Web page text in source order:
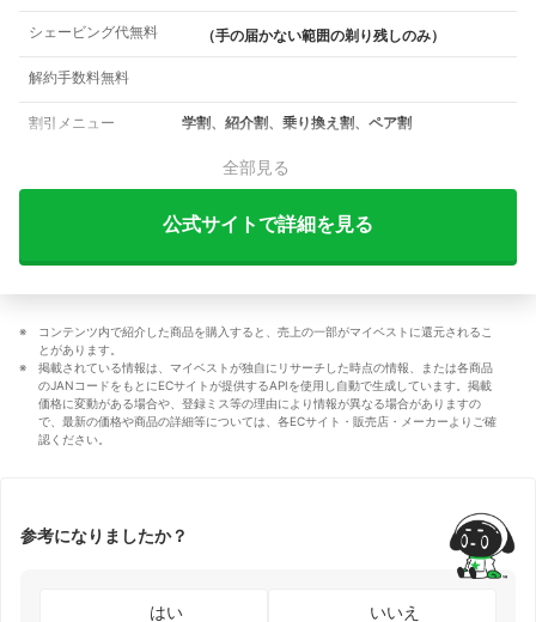
シェービング代無料 （手の届かない範囲の剃り残しのみ）
解約手数料無料
割引メニュー 学割、紹介割、乗り換え割、ペア割
全部見る
公式サイトで詳細を見る
コンテンツ内で紹介した商品を購入すると、売上の一部がマイベストに還元されるこ
とがあります。
掲載されている情報は、マイベストが独自にリサーチした時点の情報、または各商品
のJANコードをもとにECサイトが提供するAPIを使用し自動で生成しています。掲載
価格に変動がある場合や、登録ミス等の理由により情報が異なる場合がありますの
で、最新の価格や商品の詳細等については、各ECサイト・販売店・メーカーよりご確
認ください。
参考になりましたか？
はい いいえ